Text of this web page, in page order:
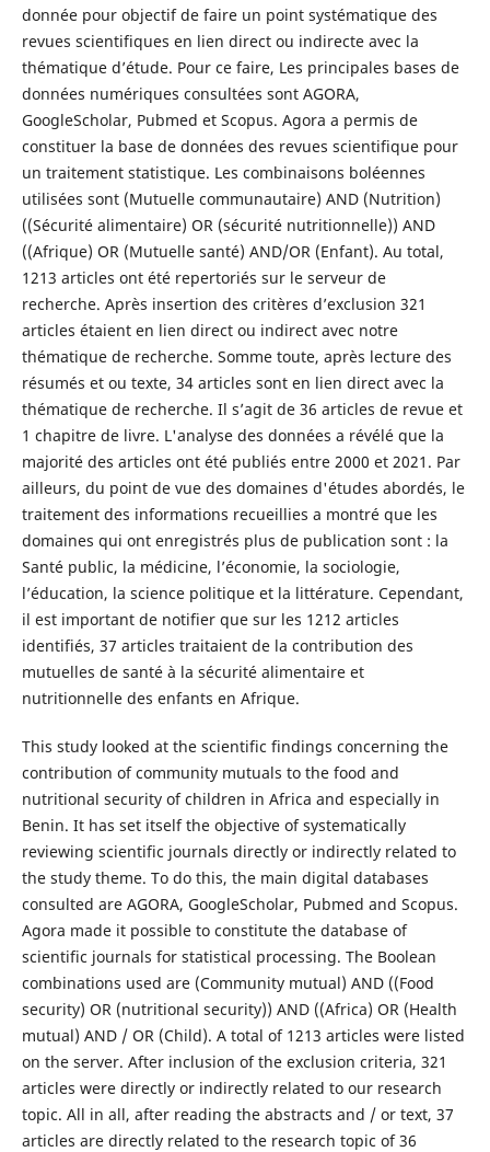
donnée pour objectif de faire un point systématique des
revues scientifiques en lien direct ou indirecte avec la
thématique d’étude. Pour ce faire, Les principales bases de
données numériques consultées sont AGORA,
GoogleScholar, Pubmed et Scopus. Agora a permis de
constituer la base de données des revues scientifique pour
un traitement statistique. Les combinaisons boléennes
utilisées sont (Mutuelle communautaire) AND (Nutrition)
((Sécurité alimentaire) OR (sécurité nutritionnelle)) AND
((Afrique) OR (Mutuelle santé) AND/OR (Enfant). Au total,
1213 articles ont été repertoriés sur le serveur de
recherche. Après insertion des critères d’exclusion 321
articles étaient en lien direct ou indirect avec notre
thématique de recherche. Somme toute, après lecture des
résumés et ou texte, 34 articles sont en lien direct avec la
thématique de recherche. Il s’agit de 36 articles de revue et
1 chapitre de livre. L'analyse des données a révélé que la
majorité des articles ont été publiés entre 2000 et 2021. Par
ailleurs, du point de vue des domaines d'études abordés, le
traitement des informations recueillies a montré que les
domaines qui ont enregistrés plus de publication sont : la
Santé public, la médicine, l’économie, la sociologie,
l’éducation, la science politique et la littérature. Cependant,
il est important de notifier que sur les 1212 articles
identifiés, 37 articles traitaient de la contribution des
mutuelles de santé à la sécurité alimentaire et
nutritionnelle des enfants en Afrique.
This study looked at the scientific findings concerning the
contribution of community mutuals to the food and
nutritional security of children in Africa and especially in
Benin. It has set itself the objective of systematically
reviewing scientific journals directly or indirectly related to
the study theme. To do this, the main digital databases
consulted are AGORA, GoogleScholar, Pubmed and Scopus.
Agora made it possible to constitute the database of
scientific journals for statistical processing. The Boolean
combinations used are (Community mutual) AND ((Food
security) OR (nutritional security)) AND ((Africa) OR (Health
mutual) AND / OR (Child). A total of 1213 articles were listed
on the server. After inclusion of the exclusion criteria, 321
articles were directly or indirectly related to our research
topic. All in all, after reading the abstracts and / or text, 37
articles are directly related to the research topic of 36